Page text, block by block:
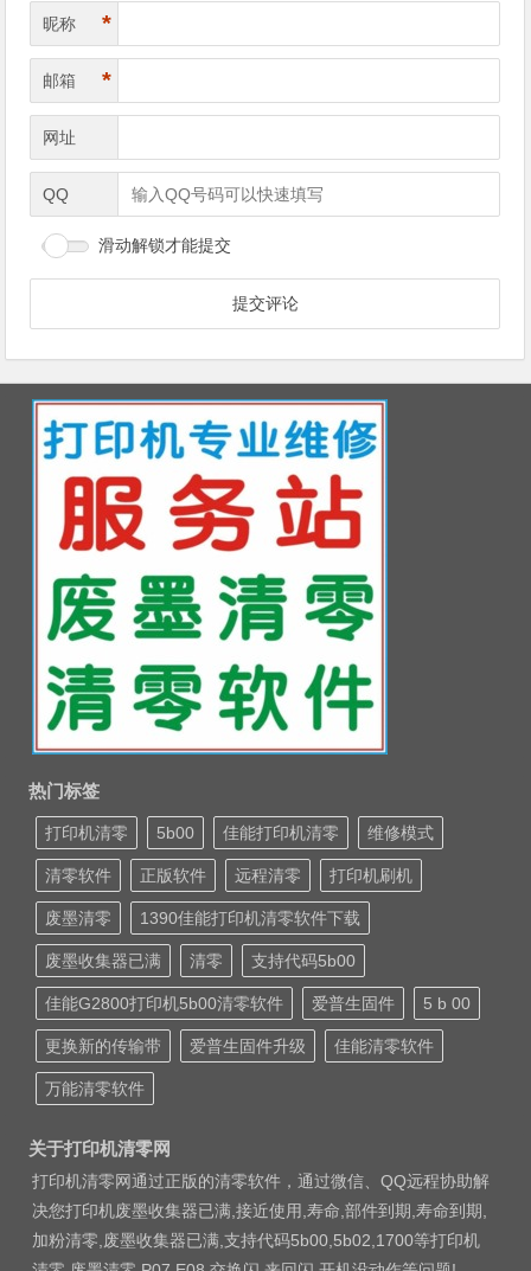
昵称 *
邮箱 *
网址
QQ
滑动解锁才能提交
热门标签
打印机清零 5b00 佳能打印机清零 维修模式
清零软件 正版软件 远程清零 打印机刷机
废墨清零 1390佳能打印机清零软件下载
废墨收集器已满 清零 支持代码5b00
佳能G2800打印机5b00清零软件 爱普生固件 5 b 00
更换新的传输带 爱普生固件升级 佳能清零软件
万能清零软件
关于打印机清零网
打印机清零网通过正版的清零软件，通过微信、QQ远程协助解
决您打印机废墨收集器已满,接近使用,寿命,部件到期,寿命到期,
加粉清零,废墨收集器已满,支持代码5b00,5b02,1700等打印机